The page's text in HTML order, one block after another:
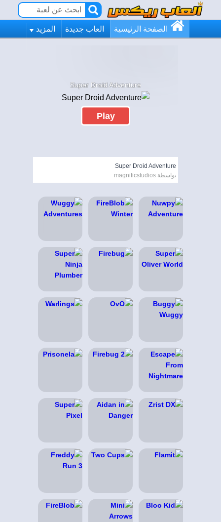
الصفحة الرئيسية العاب جديدة المزيد
Super Droid Adventure
Play
Super Droid Adventure
بواسطة magnificstudios